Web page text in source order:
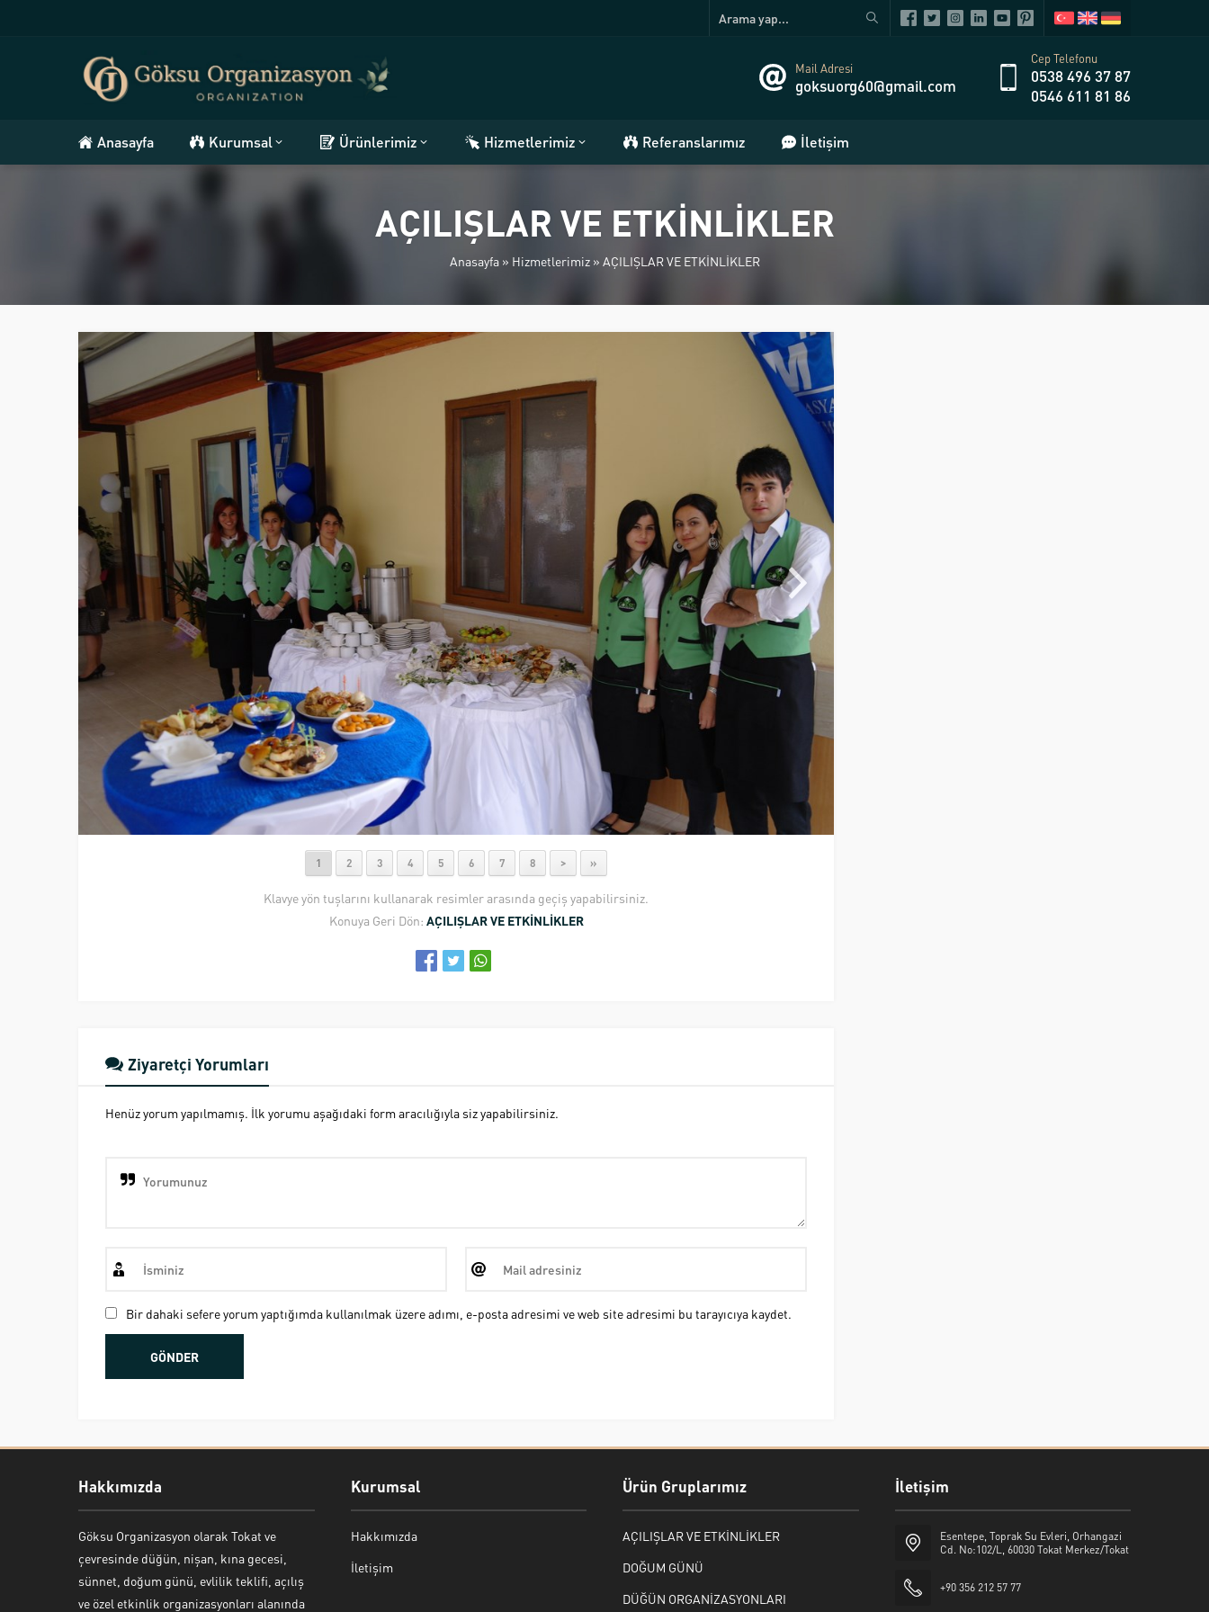
Mail Adresi
goksuorg60@gmail.com
Cep Telefonu
0538 496 37 87
0546 611 81 86
Anasayfa Kurumsal Ürünlerimiz Hizmetlerimiz Referanslarımız İletişim
AÇILIŞLAR VE ETKİNLİKLER
Anasayfa» Hizmetlerimiz» AÇILIŞLAR VE ETKİNLİKLER
1 2 3 4 5 6 7 8 > »
Klavye yön tuşlarını kullanarak resimler arasında geçiş yapabilirsiniz.
Konuya Geri Dön: AÇILIŞLAR VE ETKİNLİKLER
Ziyaretçi Yorumları
Henüz yorum yapılmamış. İlk yorumu aşağıdaki form aracılığıyla siz yapabilirsiniz.
Bir dahaki sefere yorum yaptığımda kullanılmak üzere adımı, e-posta adresimi ve web site adresimi bu tarayıcıya kaydet.
Hakkımızda
Göksu Organizasyon olarak Tokat ve
çevresinde düğün, nişan, kına gecesi,
sünnet, doğum günü, evlilik teklifi, açılış
ve özel etkinlik organizasyonları alanında
Kurumsal
Hakkımızda
İletişim
Ürün Gruplarımız
AÇILIŞLAR VE ETKİNLİKLER
DOĞUM GÜNÜ
DÜĞÜN ORGANİZASYONLARI
İletişim
Esentepe, Toprak Su Evleri, Orhangazi
Cd. No:102/L, 60030 Tokat Merkez/Tokat
+90 356 212 57 77
Bekir Kiper